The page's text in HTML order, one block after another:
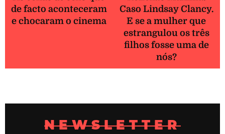
de facto aconteceram
e chocaram o cinema
Caso Lindsay Clancy.
E se a mulher que
estrangulou os três
filhos fosse uma de
nós?
NEWSLETTER